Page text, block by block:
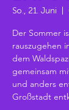
So., 21. Juni
Der Sommer
rauszugehen
dem
gemeinsam
und anders
Großstadt